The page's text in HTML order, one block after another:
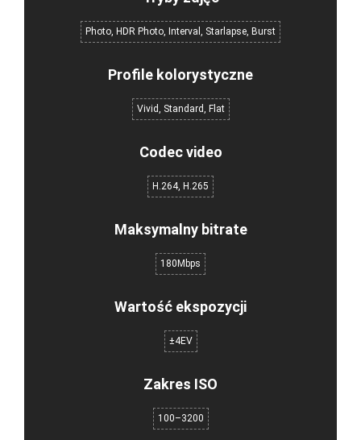
Photo, HDR Photo, Interval, Starlapse, Burst
Profile kolorystyczne
Vivid, Standard, Flat
Codec video
H.264, H.265
Maksymalny bitrate
180Mbps
Wartość ekspozycji
±4EV
Zakres ISO
100–3200